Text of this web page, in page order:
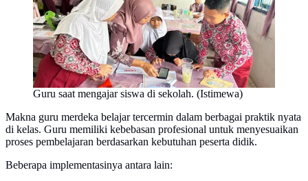
Guru saat mengajar siswa di sekolah. (Istimewa)
Makna guru merdeka belajar tercermin dalam berbagai praktik nyata
di kelas. Guru memiliki kebebasan profesional untuk menyesuaikan
proses pembelajaran berdasarkan kebutuhan peserta didik.
Beberapa implementasinya antara lain: